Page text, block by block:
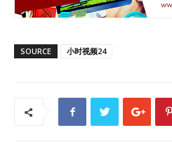
SOURCE 小时视频24